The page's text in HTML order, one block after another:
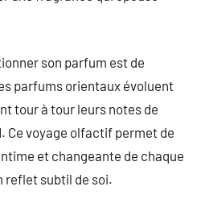
son parfum est de
parfums orientaux évoluent
tour à tour leurs notes de
Ce voyage olfactif permet de
et changeante de chaque
reflet subtil de soi.